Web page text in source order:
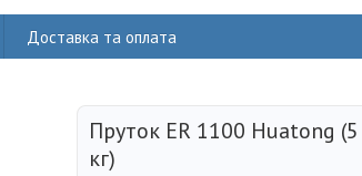
Доставка та оплата
Пруток ER 1100 Huatong (5
кг)